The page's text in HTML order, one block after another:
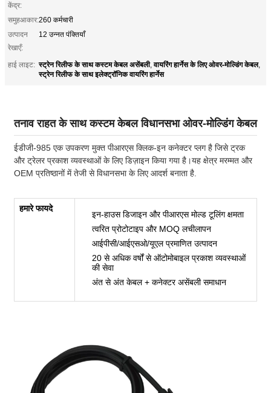
केंद्र:
समुहआकार:260 कर्मचारी
उत्पादन
रेखाएँ:
12 उन्नत पंक्तियाँ
हाई लाइट: स्ट्रेन रिलीफ के साथ कस्टम केबल असेंबली,वायरिंग हार्नेस के लिए ओवर-मोल्डिंग केबल,
स्ट्रेन रिलीफ के साथ इलेक्ट्रॉनिक वायरिंग हार्नेस
तनाव राहत के साथ कस्टम केबल विधानसभा ओवर-मोल्डिंग केबल
ईडीजी-985 एक उपकरण मुक्त पीआरएस क्लिक-इन कनेक्टर प्लग है जिसे ट्रक
और ट्रेलर प्रकाश व्यवस्थाओं के लिए डिज़ाइन किया गया है।यह क्षेत्र मरम्मत और
OEM प्रतिष्ठानों में तेजी से विधानसभा के लिए आदर्श बनाता है.
हमारे फायदे
इन-हाउस डिजाइन और पीआरएस मोल्ड टूलिंग क्षमता
त्वरित प्रोटोटाइप और MOQ लचीलापन
आईपीसी/आईएसओ/यूएल प्रमाणित उत्पादन
20 से अधिक वर्षों से ऑटोमोबाइल प्रकाश व्यवस्थाओं
की सेवा
अंत से अंत केबल + कनेक्टर असेंबली समाधान